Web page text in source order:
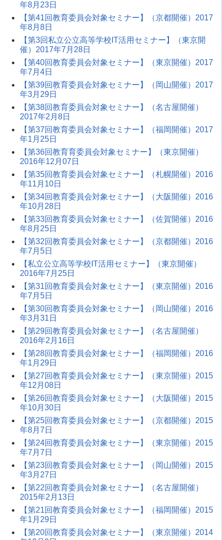
年8月23日
【第41回教育委員会対象セミナー】（京都開催）2017
年8月8日
【第3回私立公立高等学校IT活用セミナー】（東京開
催）2017年7月28日
【第40回教育委員会対象セミナー】（東京開催）2017
年7月4日
【第39回教育委員会対象セミナー】（岡山開催）2017
年3月29日
【第38回教育委員会対象セミナー】（名古屋開催）
2017年2月8日
【第37回教育委員会対象セミナー】（福岡開催）2017
年1月25日
【第36回教育育委員会対象セミナー】（東京開催）
2016年12月07日
【第35回教育委員会対象セミナー】（札幌開催）2016
年11月10日
【第34回教育委員会対象セミナー】（大阪開催）2016
年10月28日
【第33回教育委員会対象セミナー】（佐賀開催）2016
年8月25日
【第32回教育委員会対象セミナー】（京都開催）2016
年7月5日
【私立公立高等学校IT活用セミナー】（東京開催）
2016年7月25日
【第31回教育委員会対象セミナー】（東京開催）2016
年7月5日
【第30回教育委員会対象セミナー】（岡山開催）2016
年3月31日
【第29回教育委員会対象セミナー】（名古屋開催）
2016年2月16日
【第28回教育委員会対象セミナー】（福岡開催）2016
年1月29日
【第27回教育委員会対象セミナー】（東京開催）2015
年12月08日
【第26回教育委員会対象セミナー】（大阪開催）2015
年10月30日
【第25回教育委員会対象セミナー】（京都開催）2015
年8月7日
【第24回教育委員会対象セミナー】（東京開催）2015
年7月7日
【第23回教育委員会対象セミナー】（岡山開催）2015
年3月27日
【第22回教育委員会対象セミナー】（名古屋開催）
2015年2月13日
【第21回教育委員会対象セミナー】（福岡開催）2015
年1月29日
【第20回教育委員会対象セミナー】（東京開催）2014